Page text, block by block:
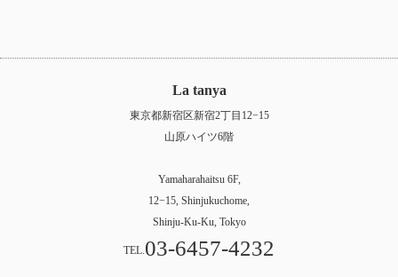
La tanya
東京都新宿区新宿2丁目12−15
山原ハイツ6階
Yamaharahaitsu 6F,
12−15, Shinjukuchome,
Shinju-Ku-Ku, Tokyo
TEL.03-6457-4232